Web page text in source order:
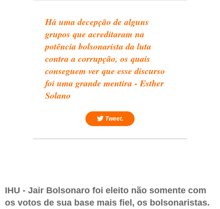
Há uma decepção de alguns
grupos que acreditaram na
potência bolsonarista da luta
contra a corrupção, os quais
conseguem ver que esse discurso
foi uma grande mentira - Esther
Solano
Tweet.
IHU - Jair Bolsonaro foi eleito não somente com
os votos de sua base mais fiel, os bolsonaristas.